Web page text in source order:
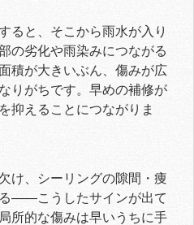
ると、そこから雨水が入り
の劣化や雨染みにつながる
積が大きいぶん、傷みが広
りがちです。早めの補修が
抑えることにつながりま
け、シーリングの隙間・痩
——こうしたサインが出て
所的な傷みは早いうちに手